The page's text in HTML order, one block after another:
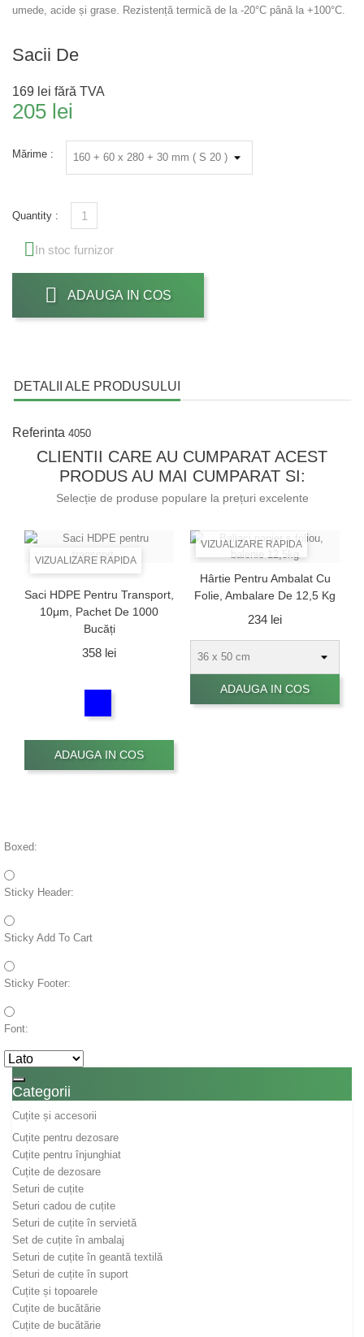
Toggle navigation
Categorii
Cuțite și accesorii
Cuțite pentru dezosare
Cuțite pentru înjunghiat
Cuțite de dezosare
Seturi de cuțite
Seturi cadou de cuțite
Seturi de cuțite în servietă
Set de cuțite în ambalaj
Seturi de cuțite în geantă textilă
Seturi de cuțite în suport
Cuțite și topoarele
Cuțite de bucătărie
Cuțite de bucătărie
umede, acide și grase. Rezistență termică de la -20°C până la +100°C.
Sacii De
169 lei fără TVA
205 lei
Mărime :
Quantity :
In stoc furnizor
ADAUGA IN COS
DETALII ALE PRODUSULUI
Referinta 4050
CLIENTII CARE AU CUMPARAT ACEST
PRODUS AU MAI CUMPARAT SI:
Selecție de produse populare la prețuri excelente
VIZUALIZARE RAPIDA
Saci HDPE Pentru Transport,
10μm, Pachet De 1000
Bucăți
358 leiPret
Albastru
ADAUGA IN COS
VIZUALIZARE RAPIDA
Hârtie Pentru Ambalat Cu
Folie, Ambalare De 12,5 Kg
234 leiPret
ADAUGA IN COS
Boxed:
Sticky Header:
Sticky Add To Cart
Sticky Footer:
Font: